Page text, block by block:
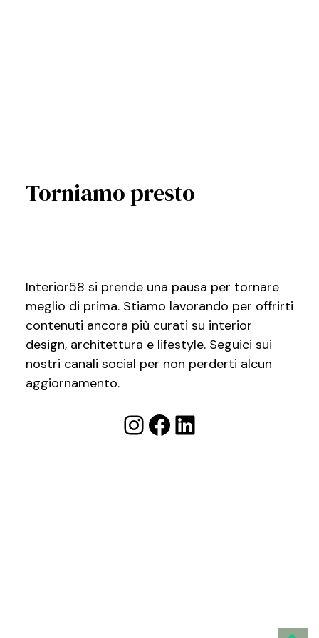
Torniamo presto
Interior58 si prende una pausa per tornare
meglio di prima. Stiamo lavorando per offrirti
contenuti ancora più curati su interior
design, architettura e lifestyle. Seguici sui
nostri canali social per non perderti alcun
aggiornamento.
Instagram
Facebook
LinkedIn